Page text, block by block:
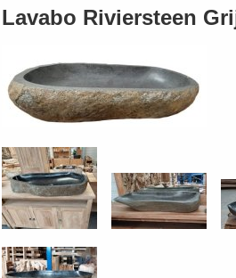
Lavabo Riviersteen